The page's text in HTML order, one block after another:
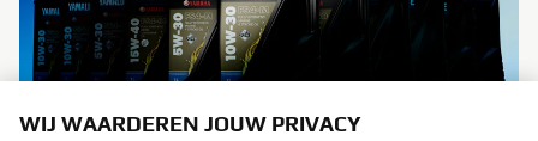
WIJ WAARDEREN JOUW PRIVACY